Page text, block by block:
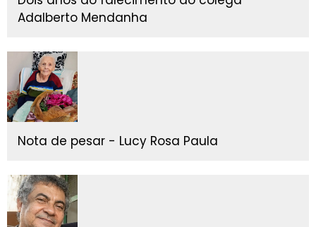
Adalberto Mendanha
Nota de pesar - Lucy Rosa Paula